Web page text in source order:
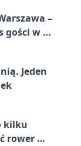
–
gości w 3.
Jeden
kilku
rower w